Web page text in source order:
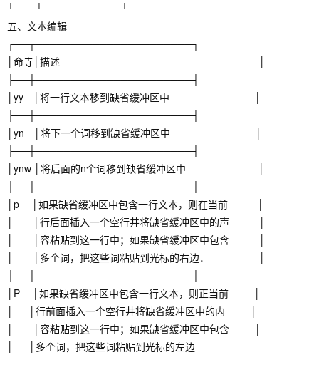
└───┴───────────┘
五、文本编辑
┌──┬──────────────────────┐
│命寺│描述 │
├──┼──────────────────────┤
│yy │将一行文本移到缺省缓冲区中 │
├──┼──────────────────────┤
│yn │将下一个词移到缺省缓冲区中 │
├──┼──────────────────────┤
│ynw │将后面的n个词移到缺省缓冲区中 │
├──┼──────────────────────┤
│p │如果缺省缓冲区中包含一行文本，则在当前 │
│ │行后面插入一个空行井将缺省缓冲区中的声 │
│ │容粘贴到这一行中；如果缺省缓冲区中包含 │
│ │多个词，把这些词粘贴到光标的右边． │
├──┼──────────────────────┤
│P │如果缺省缓冲区中包含一行文本，则正当前 │
│ │行前面插入一个空行井将缺省缓冲区中的内 │
│ │容粘贴到这一行中；如果缺省缓冲区中包含 │
│ │多个词，把这些词粘贴到光标的左边